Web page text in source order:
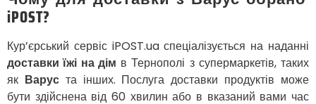
iPOST?
Кур’єрський сервіс iPOST.ua спеціалізується на наданні
доставки їжі на дім в Тернополі з супермаркетів, таких
як Варуста інших. Послуга доставки продуктів може
бути здійснена від 60 хвилин або в вказаний вами час
Вишневе
Віта-Поштова
Вовчинець
Вознесенськ
Вишгород
Яготин